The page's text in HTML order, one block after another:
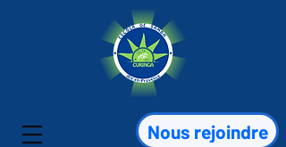
Nous rejoindre